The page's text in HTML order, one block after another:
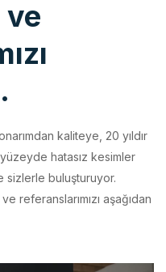
kaliteye, 20 yıldır
sizlerle buluşturuyor.
referanslarımızı aşağıdan